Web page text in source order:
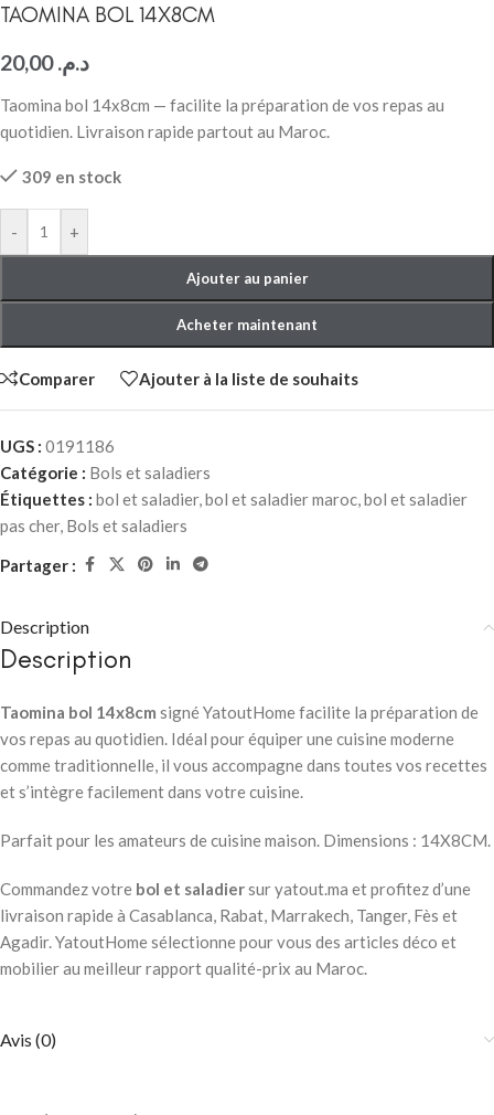
TAOMINA BOL 14X8CM
د.م.20,00
Taomina bol 14x8cm — facilite la préparation de vos repas au
quotidien. Livraison rapide partout au Maroc.
309 en stock
- +
Ajouter au panier
Acheter maintenant
Comparer Ajouter à la liste de souhaits
UGS : 0191186
Catégorie : Bols et saladiers
Étiquettes : bol et saladier,bol et saladier maroc,bol et saladier
pas cher, Bols et saladiers
Partager :
Description
Description
Taomina bol 14x8cm signé YatoutHome facilite la préparation de
vos repas au quotidien. Idéal pour équiper une cuisine moderne
comme traditionnelle, il vous accompagne dans toutes vos recettes
et s’intègre facilement dans votre cuisine.
Parfait pour les amateurs de cuisine maison. Dimensions : 14X8CM.
Commandez votre bol et saladiersur yatout.ma et profitez d’une
livraison rapide à Casablanca, Rabat, Marrakech, Tanger, Fès et
Agadir. YatoutHome sélectionne pour vous des articles déco et
mobilier au meilleur rapport qualité-prix au Maroc.
Avis (0)